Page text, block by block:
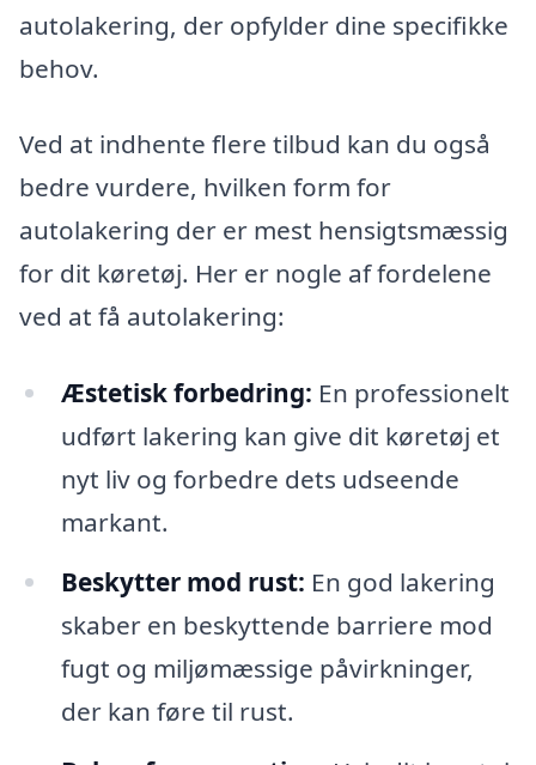
autolakering, der opfylder dine specifikke
behov.
Ved at indhente flere tilbud kan du også
bedre vurdere, hvilken form for
autolakering der er mest hensigtsmæssig
for dit køretøj. Her er nogle af fordelene
ved at få autolakering:
Æstetisk forbedring: En professionelt
udført lakering kan give dit køretøj et
nyt liv og forbedre dets udseende
markant.
Beskytter mod rust: En god lakering
skaber en beskyttende barriere mod
fugt og miljømæssige påvirkninger,
der kan føre til rust.